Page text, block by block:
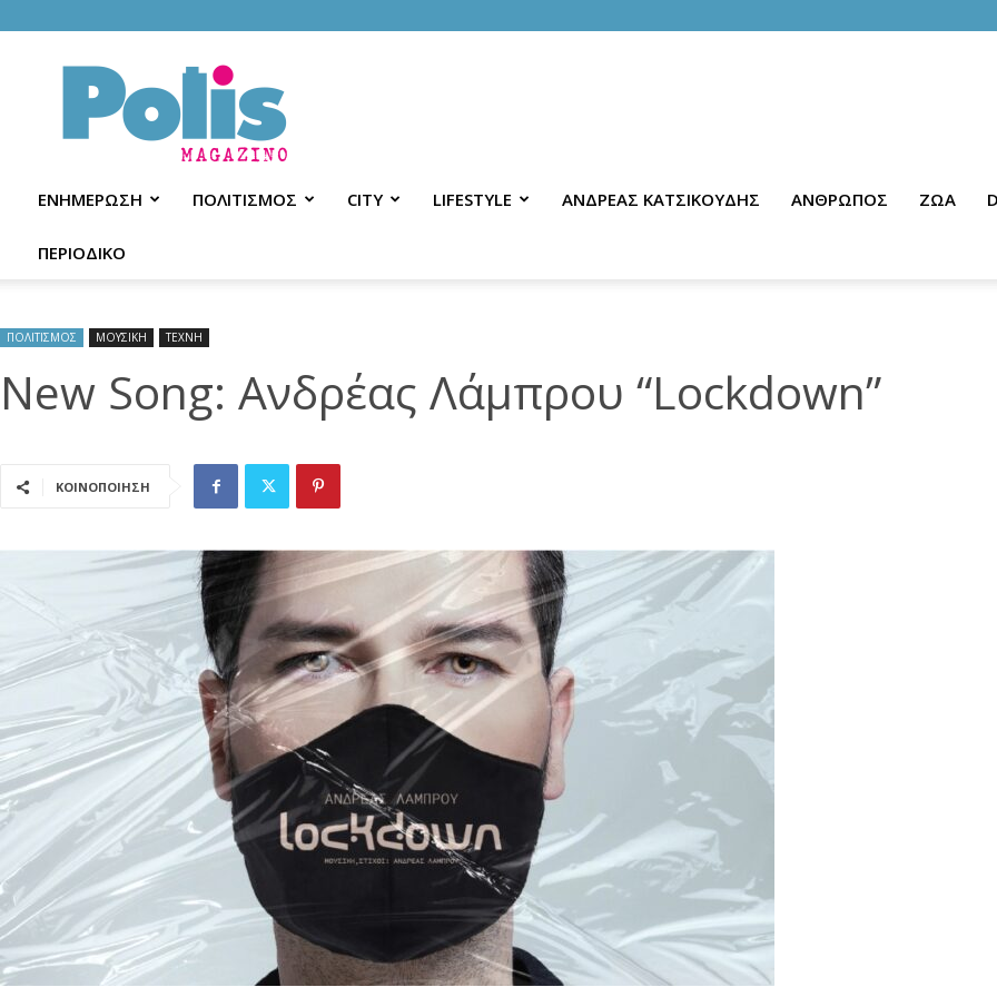
Polis
Magazino
ΕΝΗΜΕΡΩΣΗ ΠΟΛΙΤΙΣΜΟΣ CITY LIFESTYLE ΑΝΔΡΕΑΣ ΚΑΤΣΙΚΟΥΔΗΣ ΑΝΘΡΩΠΟΣ ΖΩΑ
ΠΕΡΙΟΔΙΚΟ
ΠΟΛΙΤΙΣΜΟΣ ΜΟΥΣΙΚΗ ΤΕΧΝΗ
New Song: Ανδρέας Λάμπρου “Lockdown”
ΚΟΙΝΟΠΟΙΗΣΗ